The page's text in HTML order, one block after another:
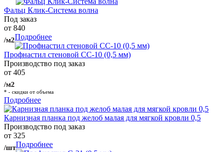
Фальц Клик-Система волна
Под заказ
от 840
/м2Подробнее
Профнастил стеновой СС-10 (0,5 мм)
Производство под заказ
от 405
/м2
* - скидки от объема
Подробнее
Карнизная планка под желоб малая для мягкой кровли 0,5
Производство под заказ
от 325
/штПодробнее